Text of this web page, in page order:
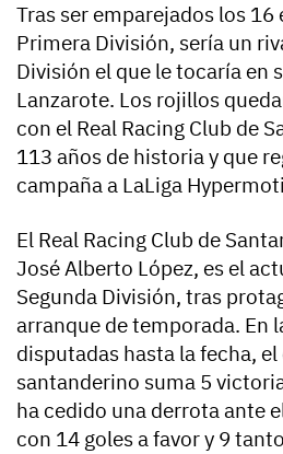
Tras ser emparejados los 16
Primera División, sería un
División el que le tocaría en
Lanzarote. Los rojillos
con el Real Racing Club de
113 años de historia y que
campaña a LaLiga
El Real Racing Club de
José Alberto López, es el
Segunda División, tras
arranque de temporada. En
disputadas hasta la fecha,
santanderino suma 5
ha cedido una derrota ante
con 14 goles a favor y 9